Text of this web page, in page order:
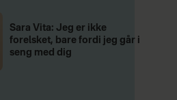
Sara Vita: Jeg er ikke
forelsket, bare fordi jeg går i
seng med dig